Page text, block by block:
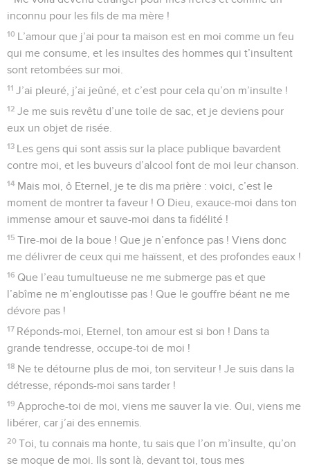
inconnu pour les fils de ma mère !
10 L’amour que j’ai pour ta maison est en moi comme un feu
qui me consume, et les insultes des hommes qui t’insultent
sont retombées sur moi.
11 J’ai pleuré, j’ai jeûné, et c’est pour cela qu’on m’insulte !
12 Je me suis revêtu d’une toile de sac, et je deviens pour
eux un objet de risée.
13 Les gens qui sont assis sur la place publique bavardent
contre moi, et les buveurs d’alcool font de moi leur chanson.
14 Mais moi, ô Eternel, je te dis ma prière : voici, c’est le
moment de montrer ta faveur ! O Dieu, exauce-moi dans ton
immense amour et sauve-moi dans ta fidélité !
15 Tire-moi de la boue ! Que je n’enfonce pas ! Viens donc
me délivrer de ceux qui me haïssent, et des profondes eaux !
16 Que l’eau tumultueuse ne me submerge pas et que
l’abîme ne m’engloutisse pas ! Que le gouffre béant ne me
dévore pas !
17 Réponds-moi, Eternel, ton amour est si bon ! Dans ta
grande tendresse, occupe-toi de moi !
18 Ne te détourne plus de moi, ton serviteur ! Je suis dans la
détresse, réponds-moi sans tarder !
19 Approche-toi de moi, viens me sauver la vie. Oui, viens me
libérer, car j’ai des ennemis.
20 Toi, tu connais ma honte, tu sais que l’on m’insulte, qu’on
se moque de moi. Ils sont là, devant toi, tous mes